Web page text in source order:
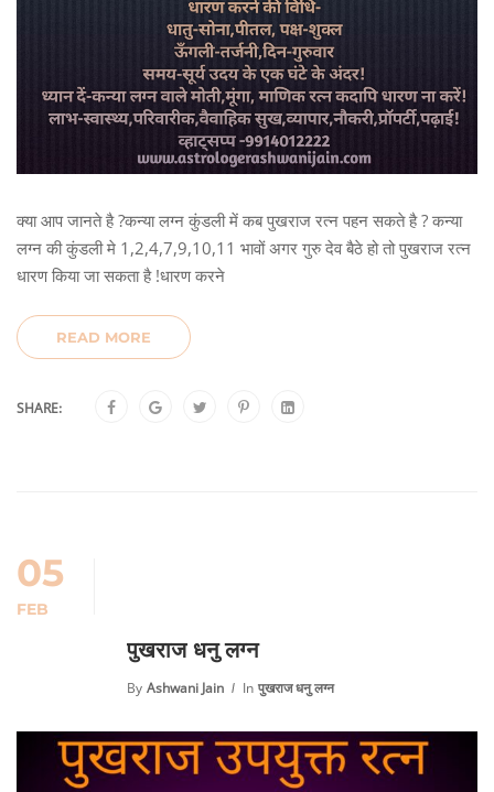
क्या आप जानते है ?कन्या लग्न कुंडली में कब पुखराज रत्न पहन सकते है ? कन्या
लग्न की कुंडली मे 1,2,4,7,9,10,11 भावों अगर गुरु देव बैठे हो तो पुखराज रत्न
धारण किया जा सकता है !धारण करने
READ MORE
SHARE:
05
FEB
पुखराज धनु लग्न
By Ashwani Jain In पुखराज धनु लग्न